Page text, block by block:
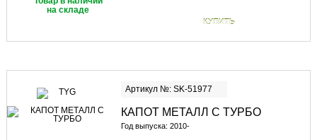
на складе
КУПИТЬ
Артикул №: SK-51977
КАПОТ МЕТАЛЛ С ТУРБО
Год выпуска: 2010-